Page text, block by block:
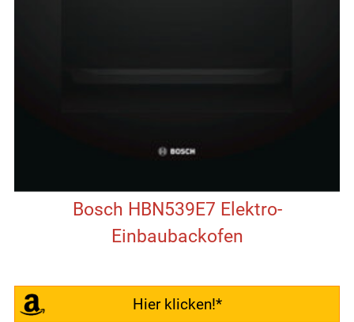
Bosch HBN539E7 Elektro-
Einbaubackofen
Hier klicken!*